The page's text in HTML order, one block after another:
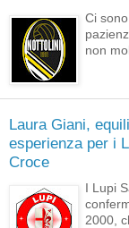
Ci
non
Laura Giani,
esperienza per i
Croce
I Lupi
2000,